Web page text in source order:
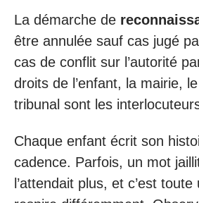
La démarche de
être annulée sauf cas jugé
cas de conflit sur l’autorité
droits de l’enfant, la mairie,
tribunal sont les
Chaque enfant écrit son
cadence. Parfois, un mot
l’attendait plus, et c’est